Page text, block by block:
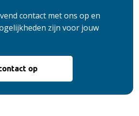
contact met ons op en
zijn voor jouw
op